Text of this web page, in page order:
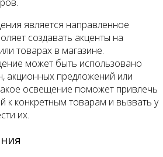
является направленное
создавать акценты на
товарах в магазине.
может быть использовано
акционных предложений или
освещение поможет привлечь
к конкретным товарам и вызвать у
их.